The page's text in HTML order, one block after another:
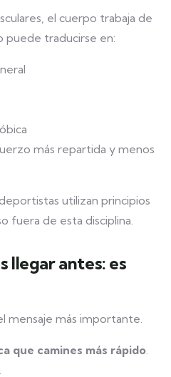
el cuerpo trabaja de
puede traducirse en:
más repartida y menos
utilizan principios
fuera de esta disciplina.
llegar antes: es
mensaje más importante.
que camines más rápido.
.